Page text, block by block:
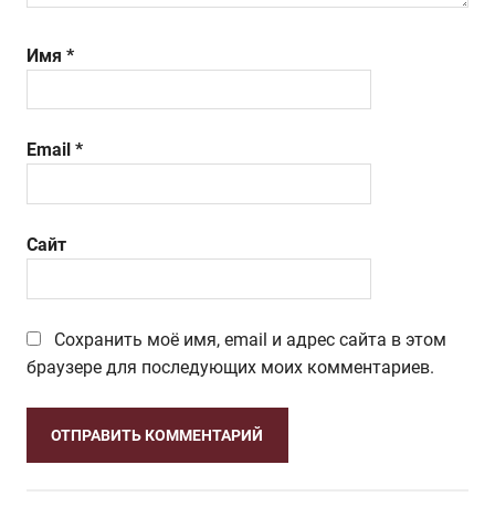
Имя *
Email *
Сайт
Сохранить моё имя, email и адрес сайта в этом
браузере для последующих моих комментариев.